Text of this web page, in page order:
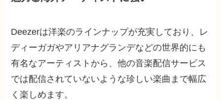
Deezerは洋楽のラインナップが充実しており、レ
ディーガガやアリアナグランデなどの世界的にも
有名なアーティストから、他の音楽配信サービス
では配信されていないような珍しい楽曲まで幅広
く楽しめます。